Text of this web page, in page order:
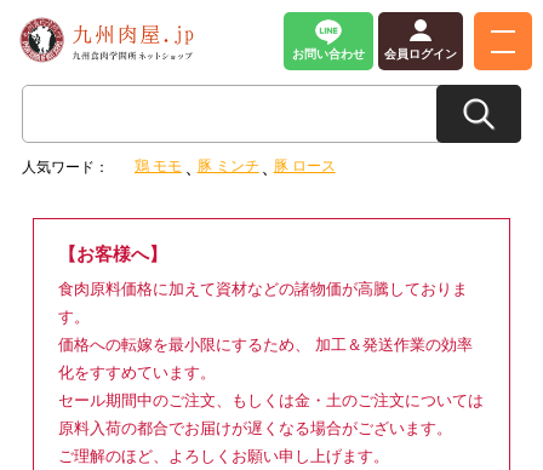
お問い合わせ 会員ログイン
人気ワード： 鶏 モモ 豚 ミンチ 豚 ロース
【お客様へ】
食肉原料価格に加えて資材などの諸物価が高騰しておりま
す。
価格への転嫁を最小限にするため、 加工＆発送作業の効率
化をすすめています。
セール期間中のご注文、もしくは金・土のご注文については
原料入荷の都合でお届けが遅くなる場合がございます。
ご理解のほど、よろしくお願い申し上げます。